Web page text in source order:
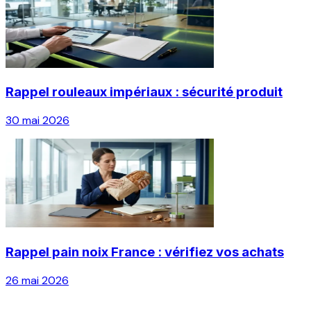
Rappel rouleaux impériaux : sécurité produit
30 mai 2026
Rappel pain noix France : vérifiez vos achats
26 mai 2026